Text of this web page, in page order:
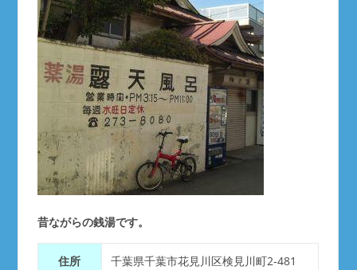
昔ながらの銭湯です。
住所 千葉県千葉市花見川区検見川町2-481